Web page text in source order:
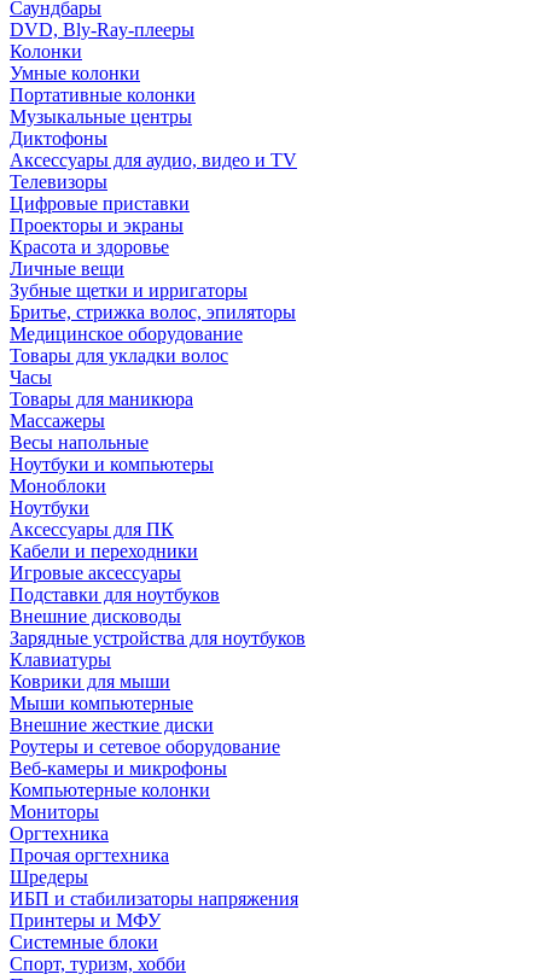
Саундбары
DVD, Bly-Ray-плееры
Колонки
Умные колонки
Портативные колонки
Музыкальные центры
Диктофоны
Аксессуары для аудио, видео и TV
Телевизоры
Цифровые приставки
Проекторы и экраны
Красота и здоровье
Личные вещи
Зубные щетки и ирригаторы
Бритье, стрижка волос, эпиляторы
Медицинское оборудование
Товары для укладки волос
Часы
Товары для маникюра
Массажеры
Весы напольные
Ноутбуки и компьютеры
Моноблоки
Ноутбуки
Аксессуары для ПК
Кабели и переходники
Игровые аксессуары
Подставки для ноутбуков
Внешние дисководы
Зарядные устройства для ноутбуков
Клавиатуры
Коврики для мыши
Мыши компьютерные
Внешние жесткие диски
Роутеры и сетевое оборудование
Веб-камеры и микрофоны
Компьютерные колонки
Мониторы
Оргтехника
Прочая оргтехника
Шредеры
ИБП и стабилизаторы напряжения
Принтеры и МФУ
Системные блоки
Спорт, туризм, хобби